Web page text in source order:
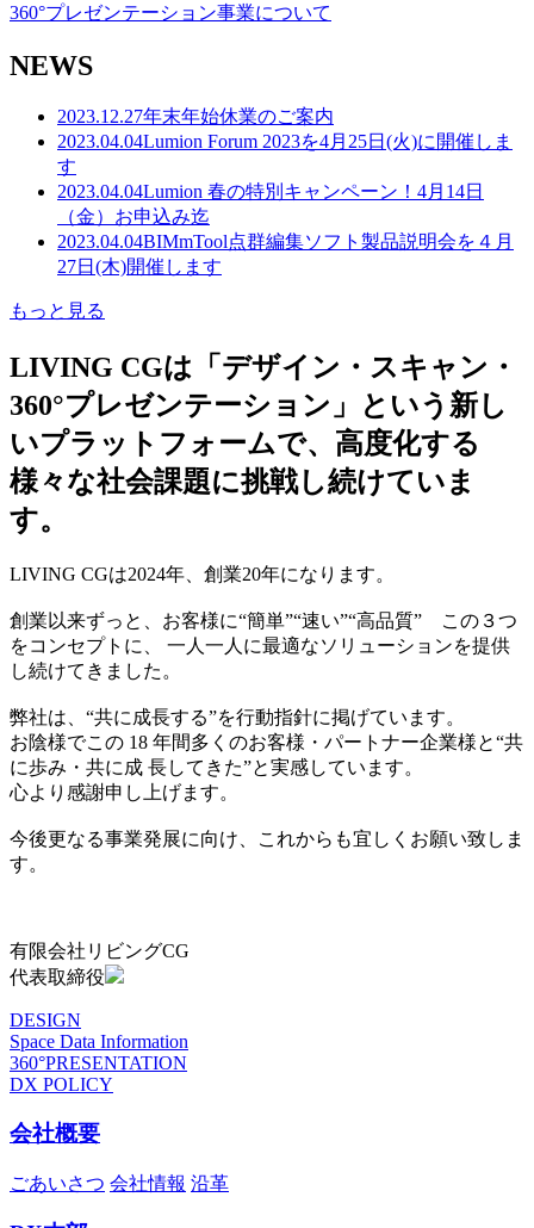
360°プレゼンテーション事業について
NEWS
2023.12.27年末年始休業のご案内
2023.04.04Lumion Forum 2023を4月25日(火)に開催しま
す
2023.04.04Lumion 春の特別キャンペーン！4月14日
（金）お申込み迄
2023.04.04BIMmTool点群編集ソフト製品説明会を４月
27日(木)開催します
もっと見る
LIVING CGは「デザイン・スキャン・
360°プレゼンテーション」という新し
いプラットフォームで、高度化する
様々な社会課題に挑戦し続けていま
す。
LIVING CGは2024年、創業20年になります。
創業以来ずっと、お客様に“簡単”“速い”“高品質” この３つ
をコンセプトに、 一人一人に最適なソリューションを提供
し続けてきました。
弊社は、“共に成長する”を行動指針に掲げています。
お陰様でこの 18 年間多くのお客様・パートナー企業様と“共
に歩み・共に成 長してきた”と実感しています。
心より感謝申し上げます。
今後更なる事業発展に向け、これからも宜しくお願い致しま
す。
有限会社リビングCG
代表取締役
DESIGN
Space Data Information
360°PRESENTATION
DX POLICY
会社概要
ごあいさつ 会社情報 沿革